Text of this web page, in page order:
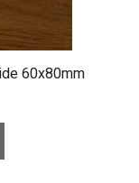
60x80mm